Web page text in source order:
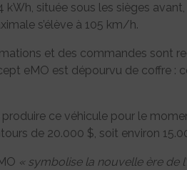
kWh, située sous les sièges
s’élève à 105 km/h.
et des commandes sont
eMO est dépourvu de coffre :
ce véhicule pour le
de 20.000 $, soit environ
« symbolise la nouvelle ère de